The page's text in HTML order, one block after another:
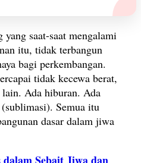
saat-saat mengalami
itu, tidak terbangun
bagi perkembangan.
tidak kecewa berat,
lain. Ada hiburan. Ada
Semua itu
dasar dalam jiwa